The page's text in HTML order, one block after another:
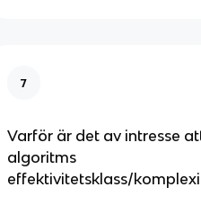
7
Varför är det av intresse
algoritms
effektivitetsklass/